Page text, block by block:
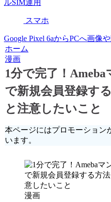
ルSIM運用
スマホ
Google Pixel 6aからPCへ画像
ホーム
漫画
1分で完了！Ameba
で新規会員登録す
と注意したいこと
本ページにはプロモーション
います。
漫画